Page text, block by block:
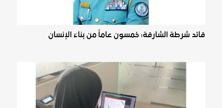
قائد شرطة الشارقة: خمسون عاماً من بناء الإنسان